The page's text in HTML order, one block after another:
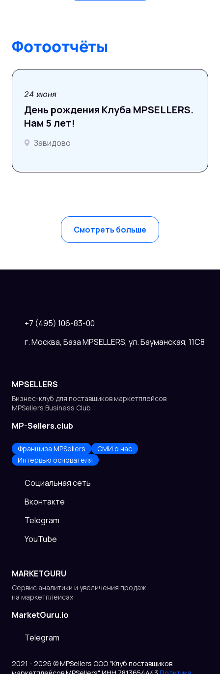
Фотоотчёты
фотоотчёт
24 июня
День рождения Клуба MPSELLERS.
Нам 5 лет!
Завидово
Смотреть больше
+7 (495) 106-83-00
г. Москва, База MPSELLERS, ул. Бауманская, 11С8
MPSELLERS
Бизнес-клуб для поставщиковмаркетплейсов
MPSellers Business Club
MP-Sellers.club
Франшиза MPSellers
СМИ о нас
Интервью основателя
Cоциальная сеть
Вконтакте
Telegram
YouTube
MARKETGURU
Сервис аналитики и увеличения продаж
на маркетплейсах
MarketGuru.io
Telegram
2021 - 2026 © MPSellers ООО "Клуб поставщиков